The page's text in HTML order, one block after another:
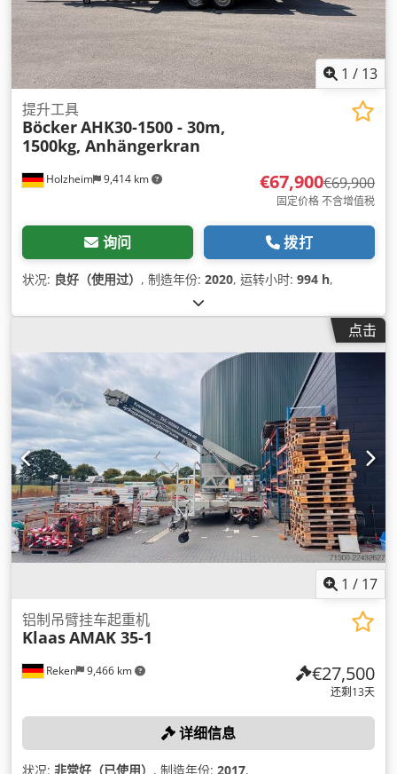
1 / 13
Holzheim 9,414 km
提升工具
BöckerAHK30-1500 - 30m,
1500kg, Anhängerkran
€67,900€69,900
固定价格 不含增值税
询问 拨打
状况: 良好（使用过） , 制造年份: 2020, 运转小时: 994 h,
点击
1 / 17
Reken 9,466 km
铝制吊臂挂车起重机
KlaasAMAK 35-1
€27,500
还剩13天
详细信息
状况: 非常好（已使用） , 制造年份: 2017,